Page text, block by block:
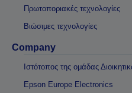
Πρωτοποριακές τεχνολογίες
Βιώσιμες τεχνολογίες
Company
Ιστότοπος της ομάδας
Epson Europe Electronics